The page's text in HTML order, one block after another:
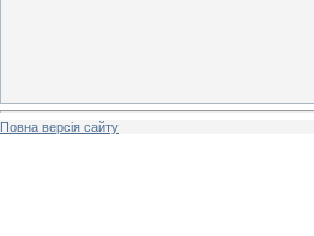
Повна версія сайту